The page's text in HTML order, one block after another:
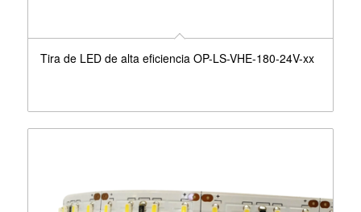
Tira de LED de alta eficiencia OP-LS-VHE-180-24V-xx